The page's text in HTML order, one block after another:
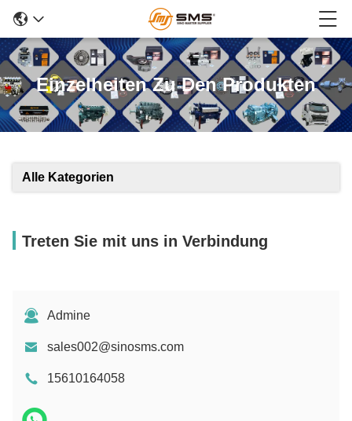
Einzelheiten Zu Den Produkten
Alle Kategorien
Treten Sie mit uns in Verbindung
Admine
sales002@sinosms.com
15610164058